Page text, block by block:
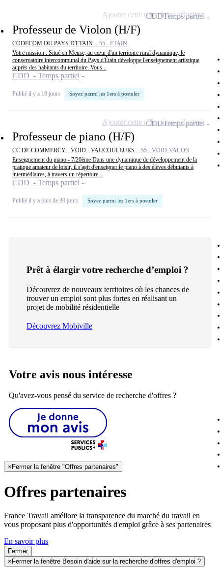
Professeur de Violon (H/F)
CODECOM DU PAYS D'ETAIN - 55 - ETAIN
Votre mission : Situé en Meuse, au cœur d'un territoire rural dynamique, le
conservatoire intercommunal du Pays d'Étain développe l'enseignement artistique
auprès des habitants du territoire. Vous...
CDD - Temps partiel
Publié il y a 18 jours Soyez parmi les 1ers à postuler
CDDTemps partiel
Ajouter cette offre à ma sélection
Professeur de piano (H/F)
CC DE COMMERCY - VOID - VAUCOULEURS - 55 - VOID-VACON
Enseignement du piano - 7/20ème Dans une dynamique de développement de la
pratique amateur de loisir, il s'agit d'enseigner le piano à des élèves débutants à
intermédiaires, à travers un répertoire...
CDD - Temps partiel
Publié il y a plus de 30 jours Soyez parmi les 1ers à postuler
CDDTemps partiel
Ajouter cette offre à ma sélection
Prêt à élargir votre recherche d’emploi ?
Découvrez de nouveaux territoires où les chances de
trouver un emploi sont plus fortes en réalisant un
projet de mobilité résidentielle
Découvrez Mobiville
Votre avis nous intéresse
Qu'avez-vous pensé du service de recherche d'offres ?
× Fermer la fenêtre "Offres partenaires"
Offres partenaires
France Travail améliore la transparence du marché du travail en
vous proposant plus d'opportunités d'emploi grâce à ses partenaires
En savoir plus
Fermer
× Fermer la fenêtre Besoin d'aide sur la recherche d'offres d'emploi ?